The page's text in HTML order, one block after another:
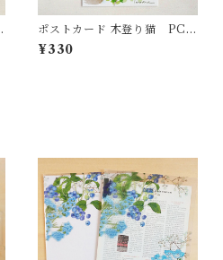
ポストカード 木登り猫 PC4
0
¥330